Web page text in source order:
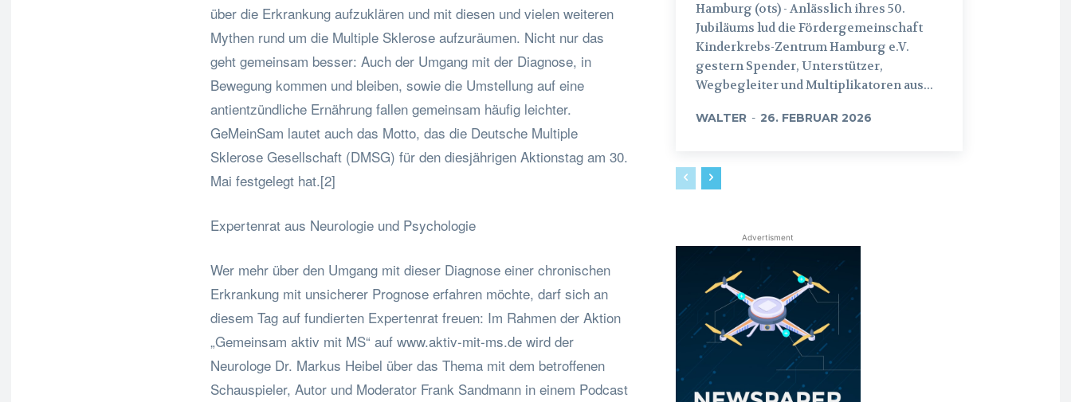
über die Erkrankung aufzuklären und mit diesen und vielen weiteren
Mythen rund um die Multiple Sklerose aufzuräumen. Nicht nur das
geht gemeinsam besser: Auch der Umgang mit der Diagnose, in
Bewegung kommen und bleiben, sowie die Umstellung auf eine
antientzündliche Ernährung fallen gemeinsam häufig leichter.
GeMeinSam lautet auch das Motto, das die Deutsche Multiple
Sklerose Gesellschaft (DMSG) für den diesjährigen Aktionstag am 30.
Mai festgelegt hat.[2]
Expertenrat aus Neurologie und Psychologie
Wer mehr über den Umgang mit dieser Diagnose einer chronischen
Erkrankung mit unsicherer Prognose erfahren möchte, darf sich an
diesem Tag auf fundierten Expertenrat freuen: Im Rahmen der Aktion
„Gemeinsam aktiv mit MS“ auf www.aktiv-mit-ms.de wird der
Neurologe Dr. Markus Heibel über das Thema mit dem betroffenen
Schauspieler, Autor und Moderator Frank Sandmann in einem Podcast
Hamburg (ots) - Anlässlich ihres 50.
Jubiläums lud die Fördergemeinschaft
Kinderkrebs-Zentrum Hamburg e.V.
gestern Spender, Unterstützer,
Wegbegleiter und Multiplikatoren aus...
WALTER - 26. FEBRUAR 2026
Advertisment